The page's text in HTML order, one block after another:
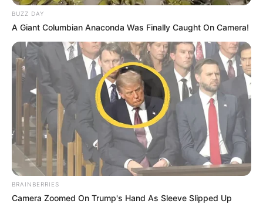
BUZZ DAY
A Giant Columbian Anaconda Was Finally Caught On Camera!
BRAINBERRIES
Camera Zoomed On Trump's Hand As Sleeve Slipped Up